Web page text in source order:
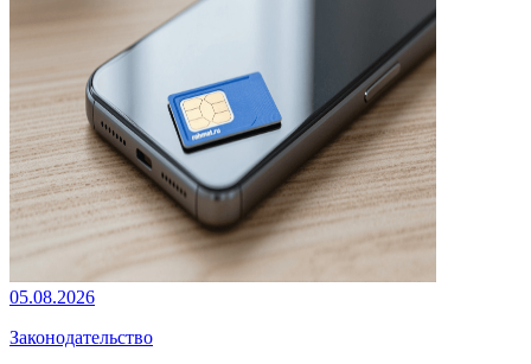
05.08.2026
Законодательство